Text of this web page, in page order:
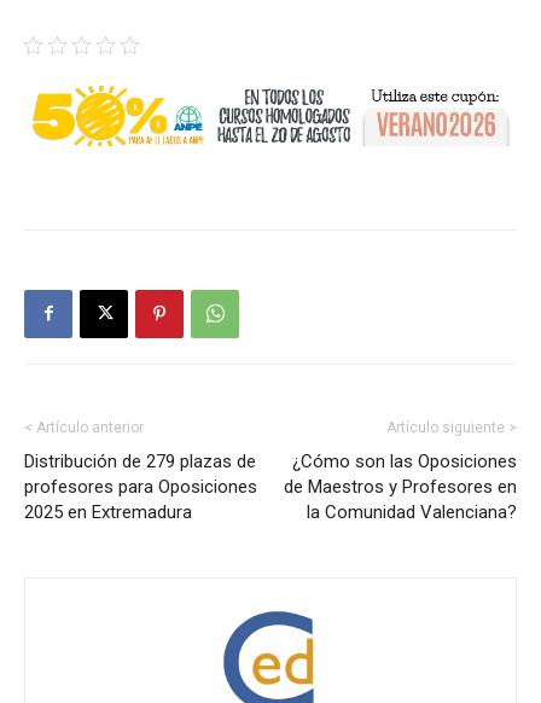
< Artículo anterior
Distribución de 279 plazas de
profesores para Oposiciones
2025 en Extremadura
Artículo siguiente >
¿Cómo son las Oposiciones
de Maestros y Profesores en
la Comunidad Valenciana?